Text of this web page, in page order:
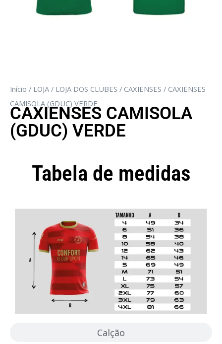
Início / LOJA / LOJA DOS CLUBES / CAXIENSES / CAXIENSES
CAMISOLA (GDUC) VERDE
CAXIENSES CAMISOLA
(GDUC) VERDE
Tabela de medidas
Calção